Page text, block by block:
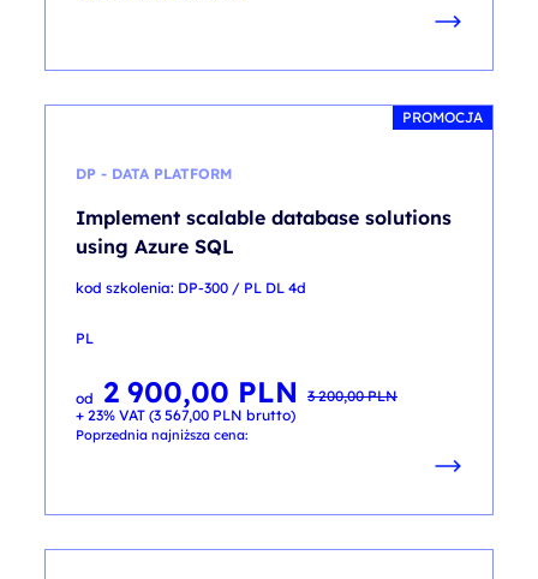
PROMOCJA
DP - DATA PLATFORM
Implement scalable database solutions
using Azure SQL
kod szkolenia: DP-300 / PL DL 4d
PL
od 3 200,00PLN
Pierwotna
cena
wynosiła:
3 200,00 PLN.
2 900,00 PLN
Aktualna
cena
wynosi:
2 900,00 PLN.
+ 23% VAT (3 567,00 PLN brutto)
Poprzednia najniższa cena: